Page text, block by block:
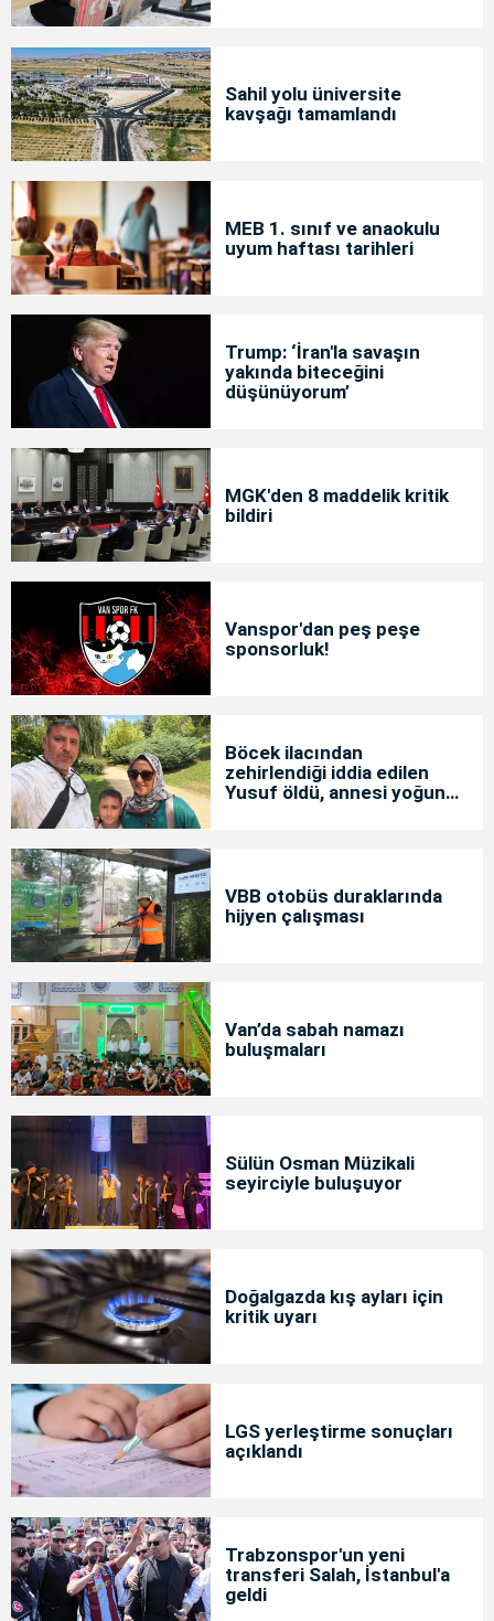
Sahil yolu üniversite
kavşağı tamamlandı
MEB 1. sınıf ve anaokulu
uyum haftası tarihleri
Trump: ‘İran'la savaşın
yakında biteceğini
düşünüyorum’
MGK'den 8 maddelik kritik
bildiri
Vanspor'dan peş peşe
sponsorluk!
Böcek ilacından
zehirlendiği iddia edilen
Yusuf öldü, annesi yoğun
VBB otobüs duraklarında
hijyen çalışması
Van’da sabah namazı
buluşmaları
Sülün Osman Müzikali
seyirciyle buluşuyor
Doğalgazda kış ayları için
kritik uyarı
LGS yerleştirme sonuçları
açıklandı
Trabzonspor'un yeni
transferi Salah, İstanbul'a
geldi